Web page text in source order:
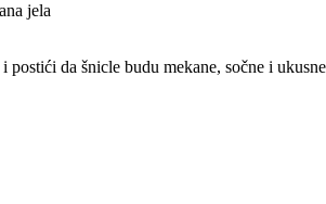
i postići da šnicle budu mekane, sočne i